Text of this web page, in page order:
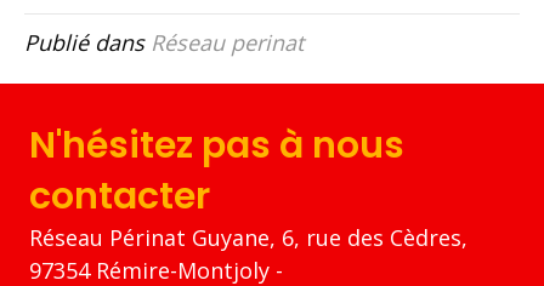
Publié dans Réseau perinat
N'hésitez pas à nous
contacter
Réseau Périnat Guyane, 6, rue des Cèdres,
97354 Rémire-Montjoly -